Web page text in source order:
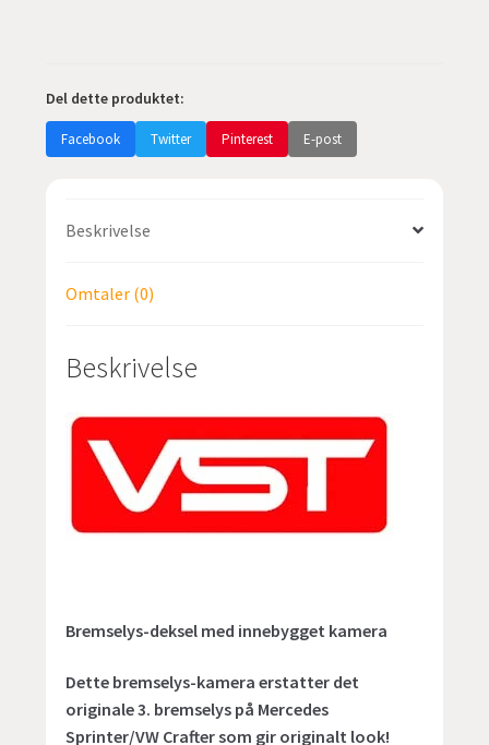
Del dette produktet:
Facebook Twitter Pinterest E-post
Beskrivelse
Omtaler (0)
Beskrivelse
Bremselys-deksel med innebygget kamera
Dette bremselys-kamera erstatter det
originale 3. bremselys på Mercedes
Sprinter/VW Crafter som gir originalt look!